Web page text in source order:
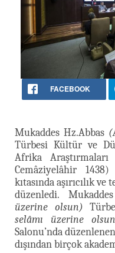
FACEBOOK
Mukaddes Hz.Abbas
Türbesi Kültür ve
Afrika
Cemâziyelâhir
kıtasında aşırıcılık
düzenledi.
üzerine olsun)
selâmı üzerine
Salonu’nda
dışından birçok